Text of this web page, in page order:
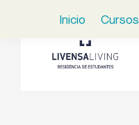
Inicio Cursos